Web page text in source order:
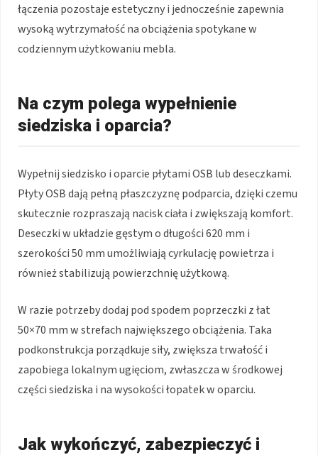
łączenia pozostaje estetyczny i jednocześnie zapewnia
wysoką wytrzymałość na obciążenia spotykane w
codziennym użytkowaniu mebla.
Na czym polega wypełnienie
siedziska i oparcia?
Wypełnij siedzisko i oparcie płytami OSB lub deseczkami.
Płyty OSB dają pełną płaszczyznę podparcia, dzięki czemu
skutecznie rozpraszają nacisk ciała i zwiększają komfort.
Deseczki w układzie gęstym o długości 620 mm i
szerokości 50 mm umożliwiają cyrkulację powietrza i
również stabilizują powierzchnię użytkową.
W razie potrzeby dodaj pod spodem poprzeczki z łat
50×70 mm w strefach największego obciążenia. Taka
podkonstrukcja porządkuje siły, zwiększa trwałość i
zapobiega lokalnym ugięciom, zwłaszcza w środkowej
części siedziska i na wysokości łopatek w oparciu.
Jak wykończyć, zabezpieczyć i